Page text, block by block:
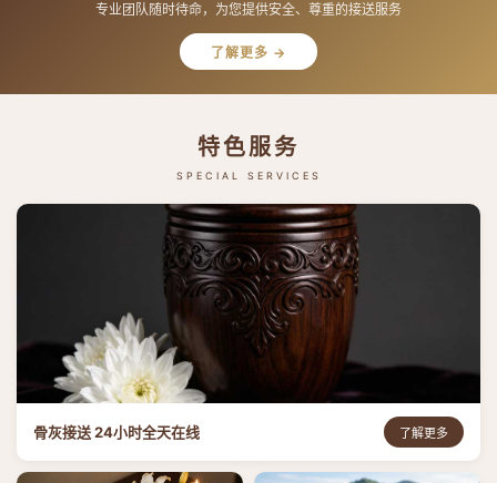
专业团队随时待命，为您提供安全、尊重的接送服务
了解更多 →
特色服务
SPECIAL SERVICES
骨灰接送 24小时全天在线 了解更多